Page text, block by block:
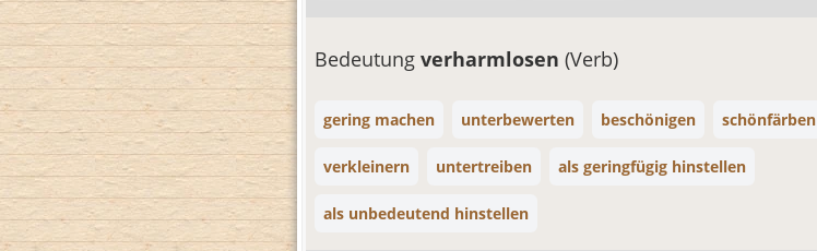
Bedeutung verharmlosen (Verb)
gering machen unterbewerten beschönigen schönfärben
verkleinern untertreiben als geringfügig hinstellen
als unbedeutend hinstellen